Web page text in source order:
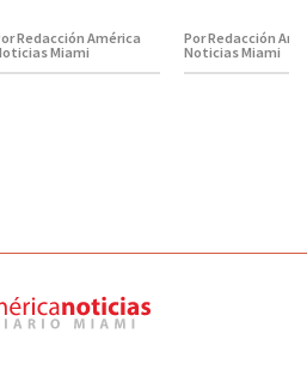
Redacción América
Miami
Por Redacción
Noticias Miami